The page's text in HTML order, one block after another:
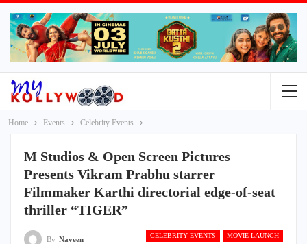
Home Events Celebrity Events
M Studios & Open Screen Pictures
Presents Vikram Prabhu starrer
Filmmaker Karthi directorial edge-of-seat
thriller “TIGER”
CELEBRITY EVENTS MOVIE LAUNCH
By Naveen